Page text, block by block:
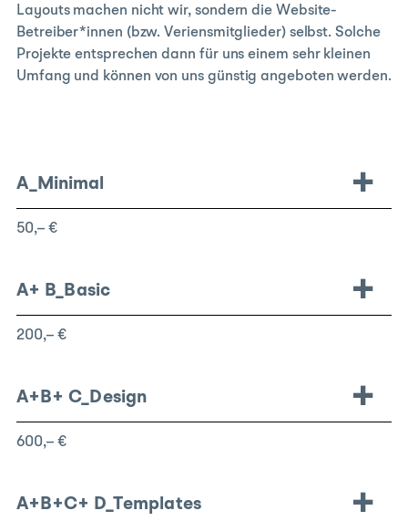
Layouts machen nicht wir, sondern die Website-
Betreiber*innen (bzw. Veriensmitglieder) selbst. Solche
Projekte entsprechen dann für uns einem sehr kleinen
Umfang und können von uns günstig angeboten werden.
A_Minimal
50,– €
A+ B_Basic
200,– €
A+B+ C_Design
600,– €
A+B+C+ D_Templates